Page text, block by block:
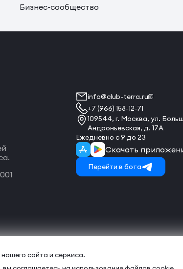
Бизнес-сообщество
info@club-terra.ru
+7 (966) 158-12-71
109544, г. Москва, ул.
Андроньевская, д. 17А
Ежедневно с 9 до 23
Скачать
Перейти в бота
сайта и сервиса.